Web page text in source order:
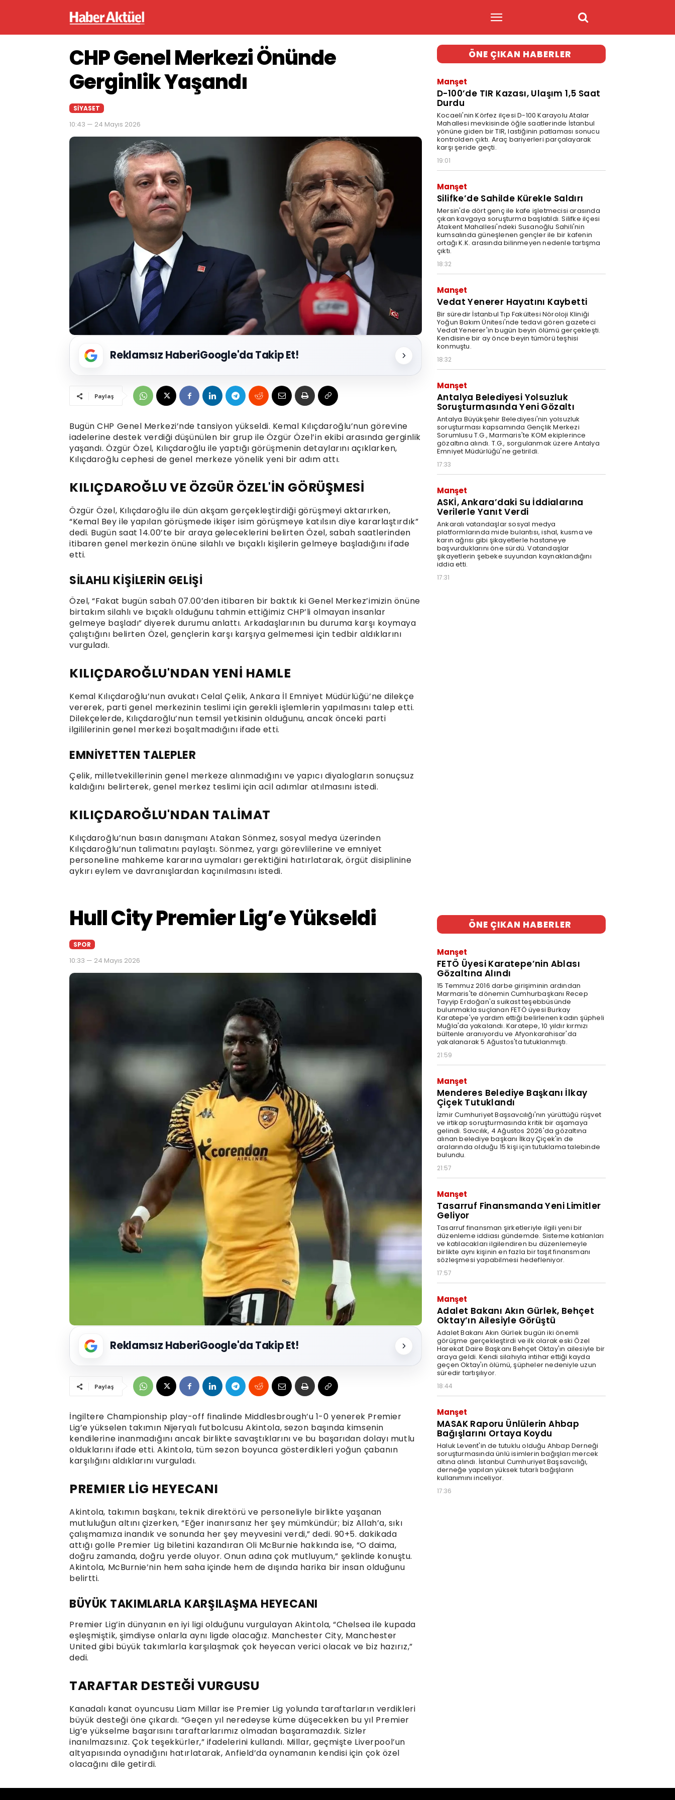
CHP Genel Merkezi Önünde
Gerginlik Yaşandı
SIYASET
10:43 — 24 Mayıs 2026
Reklamsız HaberiGoogle'da Takip Et!
Paylaş
Bugün CHP Genel Merkezi’nde tansiyon yükseldi. Kemal Kılıçdaroğlu’nun görevine
iadelerine destek verdiği düşünülen bir grup ile Özgür Özel’in ekibi arasında gerginlik
yaşandı. Özgür Özel, Kılıçdaroğlu ile yaptığı görüşmenin detaylarını açıklarken,
Kılıçdaroğlu cephesi de genel merkeze yönelik yeni bir adım attı.
KILIÇDAROĞLU VE ÖZGÜR ÖZEL'İN GÖRÜŞMESİ
Özgür Özel, Kılıçdaroğlu ile dün akşam gerçekleştirdiği görüşmeyi aktarırken,
“Kemal Bey ile yapılan görüşmede ikişer isim görüşmeye katılsın diye kararlaştırdık”
dedi. Bugün saat 14.00’te bir araya geleceklerini belirten Özel, sabah saatlerinden
itibaren genel merkezin önüne silahlı ve bıçaklı kişilerin gelmeye başladığını ifade
etti.
SİLAHLI KİŞİLERİN GELİŞİ
Özel, “Fakat bugün sabah 07.00’den itibaren bir baktık ki Genel Merkez’imizin önüne
birtakım silahlı ve bıçaklı olduğunu tahmin ettiğimiz CHP’li olmayan insanlar
gelmeye başladı” diyerek durumu anlattı. Arkadaşlarının bu duruma karşı koymaya
çalıştığını belirten Özel, gençlerin karşı karşıya gelmemesi için tedbir aldıklarını
vurguladı.
KILIÇDAROĞLU'NDAN YENİ HAMLE
Kemal Kılıçdaroğlu’nun avukatı Celal Çelik, Ankara İl Emniyet Müdürlüğü’ne dilekçe
vererek, parti genel merkezinin teslimi için gerekli işlemlerin yapılmasını talep etti.
Dilekçelerde, Kılıçdaroğlu’nun temsil yetkisinin olduğunu, ancak önceki parti
ilgililerinin genel merkezi boşaltmadığını ifade etti.
EMNİYETTEN TALEPLER
Çelik, milletvekillerinin genel merkeze alınmadığını ve yapıcı diyalogların sonuçsuz
kaldığını belirterek, genel merkez teslimi için acil adımlar atılmasını istedi.
KILIÇDAROĞLU'NDAN TALİMAT
Kılıçdaroğlu’nun basın danışmanı Atakan Sönmez, sosyal medya üzerinden
Kılıçdaroğlu’nun talimatını paylaştı. Sönmez, yargı görevlilerine ve emniyet
personeline mahkeme kararına uymaları gerektiğini hatırlatarak, örgüt disiplinine
aykırı eylem ve davranışlardan kaçınılmasını istedi.
ÖNE ÇIKAN HABERLER
Manşet
D-100’de TIR Kazası, Ulaşım 1,5 Saat
Durdu
Kocaeli'nin Körfez ilçesi D-100 Karayolu Atalar
Mahallesi mevkisinde öğle saatlerinde İstanbul
yönüne giden bir TIR, lastiğinin patlaması sonucu
kontrolden çıktı. Araç bariyerleri parçalayarak
karşı şeride geçti.
19:01
Manşet
Silifke’de Sahilde Kürekle Saldırı
Mersin'de dört genç ile kafe işletmecisi arasında
çıkan kavgaya soruşturma başlatıldı. Silifke ilçesi
Atakent Mahallesi'ndeki Susanoğlu Sahili'nin
kumsalında güneşlenen gençler ile bir kafenin
ortağı K.K. arasında bilinmeyen nedenle tartışma
çıktı.
18:32
Manşet
Vedat Yenerer Hayatını Kaybetti
Bir süredir İstanbul Tıp Fakültesi Nöroloji Kliniği
Yoğun Bakım Ünitesi'nde tedavi gören gazeteci
Vedat Yenerer'in bugün beyin ölümü gerçekleşti.
Kendisine bir ay önce beyin tümörü teşhisi
konmuştu.
18:32
Manşet
Antalya Belediyesi Yolsuzluk
Soruşturmasında Yeni Gözaltı
Antalya Büyükşehir Belediyesi'nin yolsuzluk
soruşturması kapsamında Gençlik Merkezi
Sorumlusu T.G., Marmaris'te KOM ekiplerince
gözaltına alındı. T.G., sorgulanmak üzere Antalya
Emniyet Müdürlüğü'ne getirildi.
17:33
Manşet
ASKİ, Ankara’daki Su İddialarına
Verilerle Yanıt Verdi
Ankaralı vatandaşlar sosyal medya
platformlarında mide bulantısı, ishal, kusma ve
karın ağrısı gibi şikayetlerle hastaneye
başvurduklarını öne sürdü. Vatandaşlar
şikayetlerin şebeke suyundan kaynaklandığını
iddia etti.
17:31